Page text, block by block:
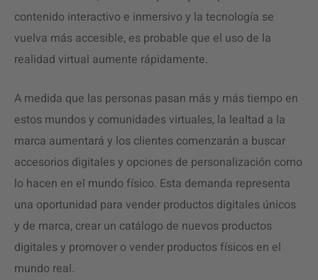
contenido interactivo e inmersivo y la tecnología se
vuelva más accesible, es probable que el uso de la
realidad virtual aumente rápidamente.
A medida que las personas pasan más y más tiempo en
estos mundos y comunidades virtuales, la lealtad a la
marca aumentará y los clientes comenzarán a buscar
accesorios digitales y opciones de personalización como
lo hacen en el mundo físico. Esta demanda representa
una oportunidad para vender productos digitales únicos
y de marca, crear un catálogo de nuevos productos
digitales y promover o vender productos físicos en el
mundo real.